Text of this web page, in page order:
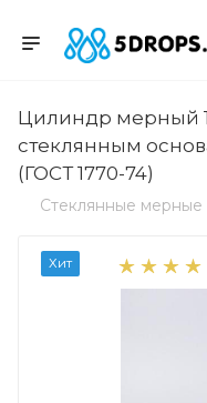
Цилиндр мерный
стеклянным
(ГОСТ 1770-74)
Стеклянные
Хит